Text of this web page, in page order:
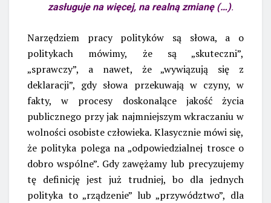
zasługuje na więcej, na realną zmianę (…).
Narzędziem pracy polityków są słowa, a o
politykach mówimy, że są „skuteczni”,
„sprawczy”, a nawet, że „wywiązują się z
deklaracji”, gdy słowa przekuwają w czyny, w
fakty, w procesy doskonalące jakość życia
publicznego przy jak najmniejszym wkraczaniu w
wolności osobiste człowieka. Klasycznie mówi się,
że polityka polega na „odpowiedzialnej trosce o
dobro wspólne”. Gdy zawężamy lub precyzujemy
tę definicję jest już trudniej, bo dla jednych
polityka to „rządzenie” lub „przywództwo”, dla